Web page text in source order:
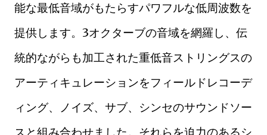
能な最低音域がもたらすパワフルな低周波数を
提供します。3オクターブの音域を網羅し、伝
統的ながらも加工された重低音ストリングスの
アーティキュレーションをフィールドレコーデ
ィング、ノイズ、サブ、シンセのサウンドソー
スと組み合わせました。それらを迫力のあるシ